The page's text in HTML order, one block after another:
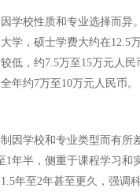
学校性质和专业选择而异
学，硕士学费大约在12.5
低，约7.5万至15万元人
年约7万至10万元人民币。
因学校和专业类型而有所
1年半，侧重于课程学习和
年至2年甚至更久，强调